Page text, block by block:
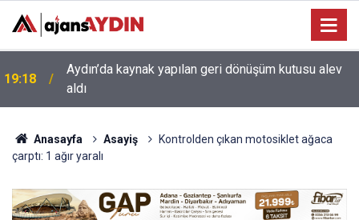
17:34 Aydın’da otomobil karşı şeritteki araca çarptı
Anasayfa Asayiş
Kontrolden çıkan motosiklet ağaca
çarptı: 1 ağır yaralı